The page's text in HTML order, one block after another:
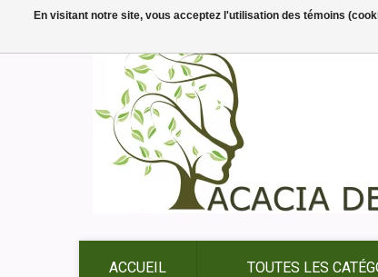
ACCUEIL TOUTES LES
En visitant notre site, vous acceptez l'utilisation des témoins